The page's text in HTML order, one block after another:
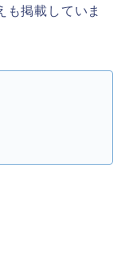
も掲載していま